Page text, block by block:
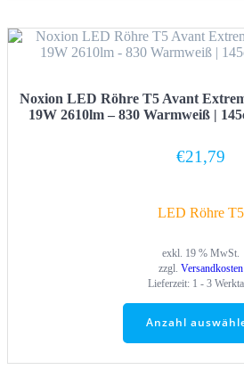
Noxion LED Röhre T5 Avant
19W 2610lm – 830 Warmweiß |
€21,79
LED Röhre T5
exkl. 19 % MwSt.
zzgl. Versandkosten
Lieferzeit: 1 - 3
Anzahl